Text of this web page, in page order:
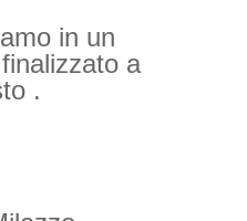
in un
a
.